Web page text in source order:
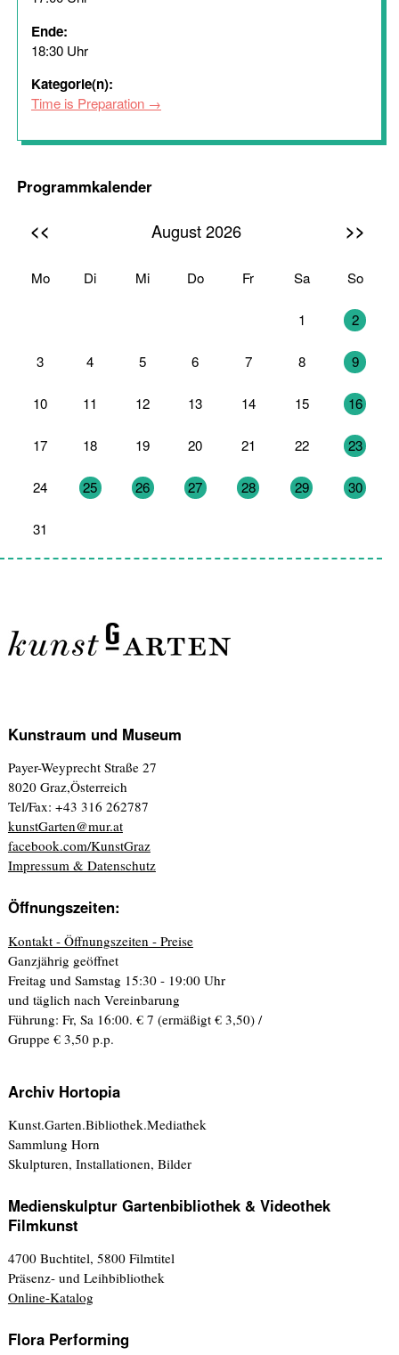
Ende:
18:30 Uhr
Kategorie(n):
Time is Preparation
Programmkalender
<< August 2026 >>
Mo Di Mi Do Fr Sa So
1 2
3 4 5 6 7 8 9
10 11 12 13 14 15 16
17 18 19 20 21 22 23
24 25 26 27 28 29 30
31
Kunstraum und Museum
Payer-Weyprecht Straße 27
8020 Graz,Österreich
Tel/Fax: +43 316 262787
kunstGarten@mur.at
facebook.com/KunstGraz
Impressum & Datenschutz
Öffnungszeiten:
Kontakt - Öffnungszeiten - Preise
Ganzjährig geöffnet
Freitag und Samstag 15:30 - 19:00 Uhr
und täglich nach Vereinbarung
Führung: Fr, Sa 16:00. € 7 (ermäßigt € 3,50) /
Gruppe € 3,50 p.p.
Archiv Hortopia
Kunst.Garten.Bibliothek.Mediathek
Sammlung Horn
Skulpturen, Installationen, Bilder
Medienskulptur Gartenbibliothek & Videothek
Filmkunst
4700 Buchtitel, 5800 Filmtitel
Präsenz- und Leihbibliothek
Online-Katalog
Flora Performing